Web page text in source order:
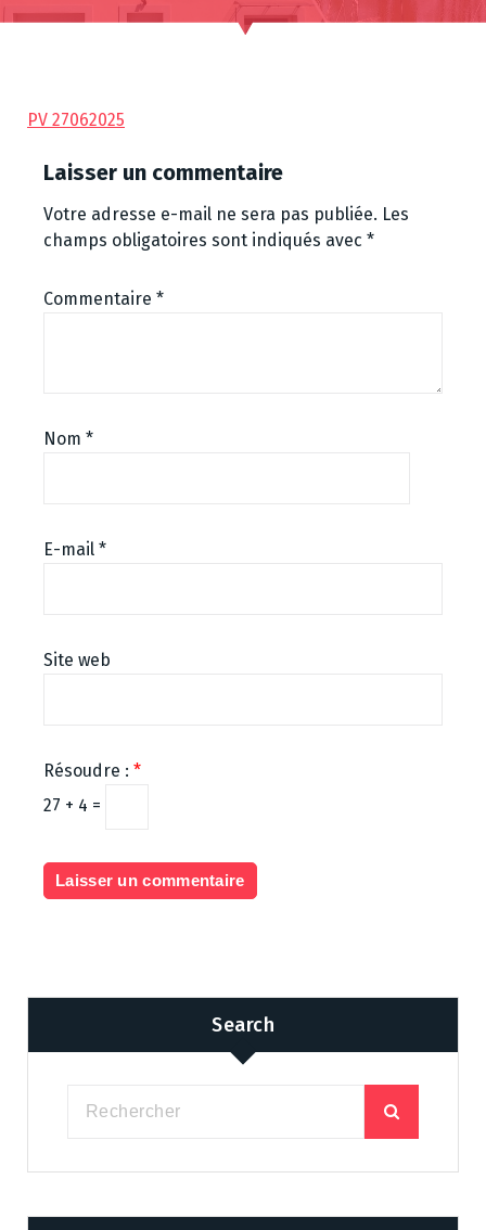
PV 27062025
Laisser un commentaire
Votre adresse e-mail ne sera pas publiée. Les
champs obligatoires sont indiqués avec *
Commentaire *
Nom *
E-mail *
Site web
Résoudre : *
27 + 4 =
Search